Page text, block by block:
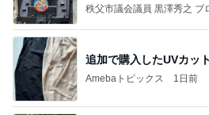
秩父市議会議員 黒澤秀之 ブ
追加で購入したUVカッ
Amebaトピックス 1日前